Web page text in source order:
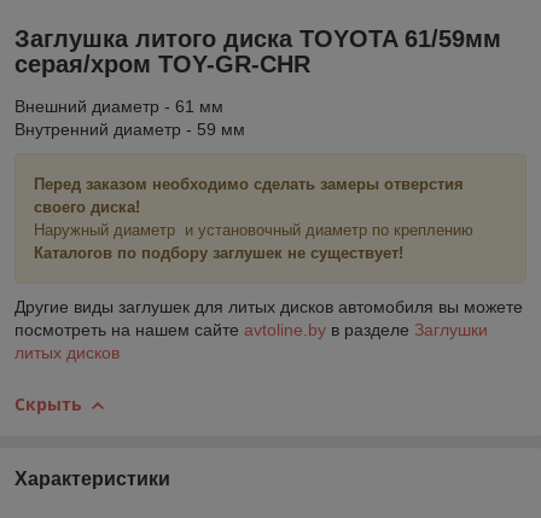
Заглушка литого диска TOYOTA 61/59мм
серая/хром TOY-GR-CHR
Внешний диаметр - 61 мм
Внутренний диаметр - 59 мм
Перед заказом необходимо сделать замеры отверстия
своего диска!
Наружный диаметр и установочный диаметр по креплению
Каталогов по подбору заглушек не существует!
Другие виды заглушек для литых дисков автомобиля вы можете
посмотреть на нашем сайте avtoline.by в разделе Заглушки
литых дисков
Скрыть
Характеристики